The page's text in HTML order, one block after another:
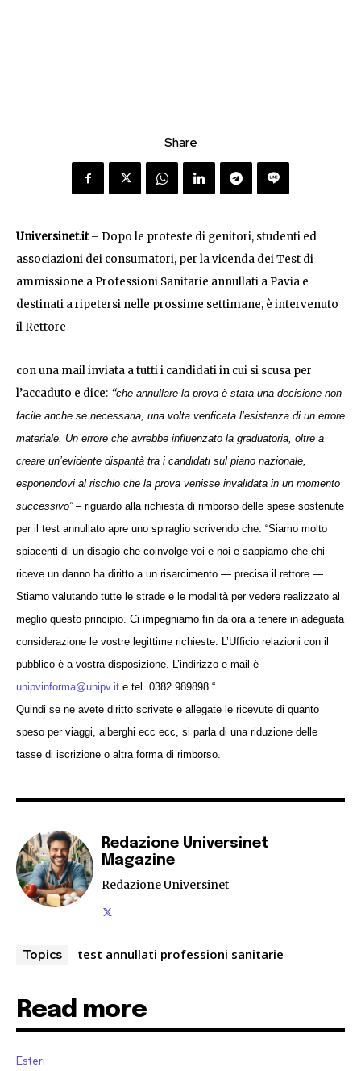
Share
Universinet.it– Dopo le proteste di genitori, studenti ed
associazioni dei consumatori, per la vicenda dei Test di
ammissione a Professioni Sanitarie annullati a Pavia e
destinati a ripetersi nelle prossime settimane, è intervenuto
il Rettore
con una mail inviata a tutti i candidati in cui si scusa per
l’accaduto e dice: “che annullare la prova è stata una decisione non
facile anche se necessaria, una volta verificata l’esistenza di un errore
materiale. Un errore che avrebbe influenzato la graduatoria, oltre a
creare un’evidente disparità tra i candidati sul piano nazionale,
esponendovi al rischio che la prova venisse invalidata in un momento
successivo” – riguardo alla richiesta di rimborso delle spese sostenute
per il test annullato apre uno spiraglio scrivendo che: “Siamo molto
spiacenti di un disagio che coinvolge voi e noi e sappiamo che chi
riceve un danno ha diritto a un risarcimento — precisa il rettore —.
Stiamo valutando tutte le strade e le modalità per vedere realizzato al
meglio questo principio. Ci impegniamo fin da ora a tenere in adeguata
considerazione le vostre legittime richieste. L’Ufficio relazioni con il
pubblico è a vostra disposizione. L’indirizzo e-mail è
unipvinforma@unipv.it e tel. 0382 989898 “.
Quindi se ne avete diritto scrivete e allegate le ricevute di quanto
speso per viaggi, alberghi ecc ecc, si parla di una riduzione delle
tasse di iscrizione o altra forma di rimborso.
Redazione Universinet
Magazine
Redazione Universinet
Topics test annullati professioni sanitarie
Read more
Esteri